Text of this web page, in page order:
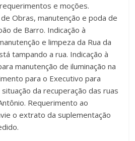
e moções.
Obras, manutenção e poda de
de Barro. Indicação à
e limpeza da Rua da
tampando a rua. Indicação à
manutenção de iluminação na
para o Executivo para
da recuperação das ruas
Requerimento ao
o extrato da suplementação